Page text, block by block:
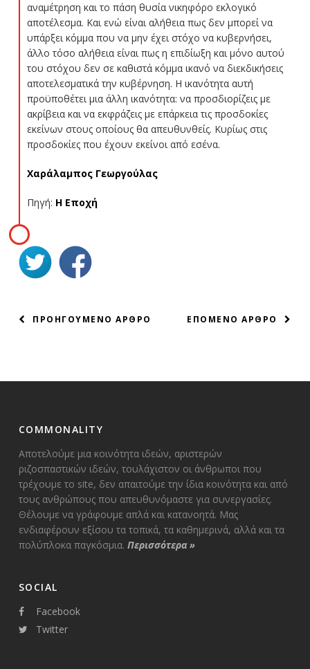
αναμέτρηση και το πάση θυσία νικηφόρο εκλογικό
αποτέλεσμα. Και ενώ είναι αλήθεια πως δεν μπορεί να
υπάρξει κόμμα που να μην έχει στόχο να κυβερνήσει,
άλλο τόσο αλήθεια είναι πως η επιδίωξη και μόνο αυτού
του στόχου δεν σε καθιστά κόμμα ικανό να διεκδικήσεις
αποτελεσματικά την κυβέρνηση. Η ικανότητα αυτή
προϋποθέτει μια άλλη ικανότητα: να προσδιορίζεις με
ακρίβεια και να εκφράζεις με επάρκεια τις προσδοκίες
εκείνων στους οποίους θα απευθυνθείς. Κυρίως στις
προσδοκίες που έχουν εκείνοι από εσένα.
Χαράλαμπος Γεωργούλας
Πηγή: Η Εποχή
ΠΛΟΗΓΗΣΗ
ΕΠΟΜΕΝΟ ΑΡΘΡΟ
ΠΡΟΗΓΟΥΜΕΝΟ ΑΡΘΡΟ
COMMONALITY
Αποτελούμε μια κοινότητα ιδεών, αριστερών
ριζοσπαστικών ιδεών, τουλάχιστον οι άνθρωποι που
τρέχουμε το site, δεν απαιτούμε την ίδια κοινότητα και από
τους ανθρώπους που απευθυνόμαστε για συνεργασίες.
Θέλουμε να γράφουμε απλά και κατανοητά. Μας
ενδιαφέρουν εξίσου τα τοπικά, τα καθημερινά, αλλά και τα
πολύπλοκα παγκόσμια. Περισσότερα»
SOCIAL
Facebook
Twitter